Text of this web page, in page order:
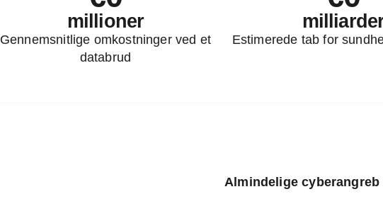
millioner
Gennemsnitlige omkostninger ved et
databrud
Estimerede tab for
Almindelige cyberangreb